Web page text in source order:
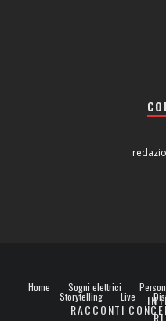
Home Sogni elettrici
Storytelling
RACCONTI
Live